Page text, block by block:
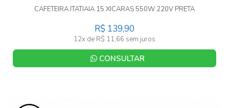
CAFETEIRA ITATIAIA 15 XICARAS 550W 220V PRETA
R$ 139,90
12x de R$ 11,66 sem juros
CONSULTAR